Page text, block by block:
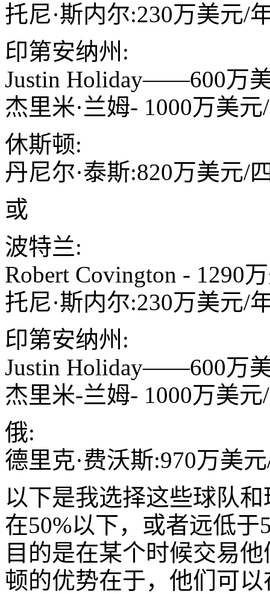
托尼·斯内尔:230万美元/
印第安纳州:
Justin Holiday——600万
杰里米·兰姆- 1000万美
休斯顿:
丹尼尔·泰斯:820万美元/
或
波特兰:
Robert Covington - 1290
托尼·斯内尔:230万美元/
印第安纳州:
Justin Holiday——600万
杰里米-兰姆- 1000万美
俄:
德里克·费沃斯:970万美
以下是我选择这些球队
在50%以下，或者远低
目的是在某个时候交易
顿的优势在于，他们可